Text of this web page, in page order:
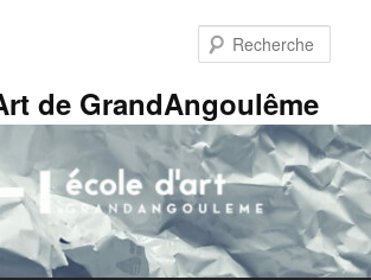
de GrandAngoulême